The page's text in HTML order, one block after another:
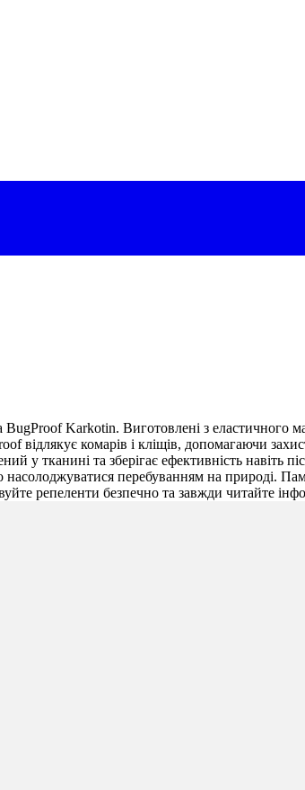
Karkotin. Виготовлені з еластичного
відлякує комарів і кліщів, допомагаючи
у тканині та зберігає ефективність
перебуванням на природі.
репеленти безпечно та завжди читайте